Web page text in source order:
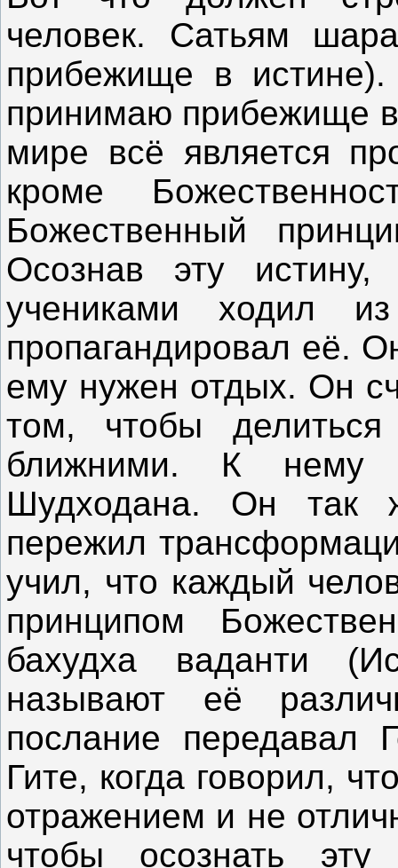
человек. Сатьям
прибежище в
принимаю прибежище
мире всё является
кроме
Божественный
Осознав эту
учениками ходил
пропагандировал её.
ему нужен отдых. Он
том, чтобы
ближними. К нему
Шудходана. Он так
пережил
учил, что каждый
принципом
бахудха ваданти
называют её
послание передавал
Гите, когда говорил,
отражением и не
чтобы осознать эту